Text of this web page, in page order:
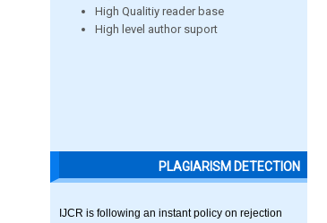
High Qualitiy reader base
High level author suport
PLAGIARISM DETECTION
IJCR is following an instant policy on rejection